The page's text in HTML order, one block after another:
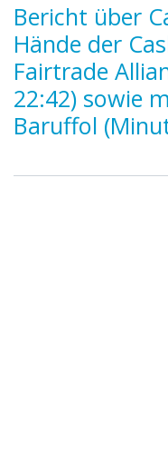
Bericht über
Hände der
Fairtrade
22:42) sowie
Baruffol